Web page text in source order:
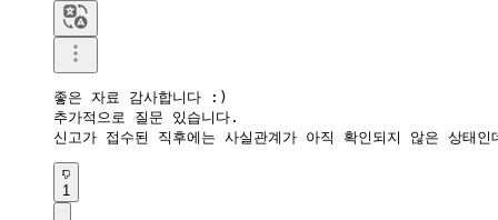
좋은 자료 감사합니다 :)
추가적으로 질문 있습니다.
신고가 접수된 직후에는 사실관계가 아직 확인되지 않은 상태
1